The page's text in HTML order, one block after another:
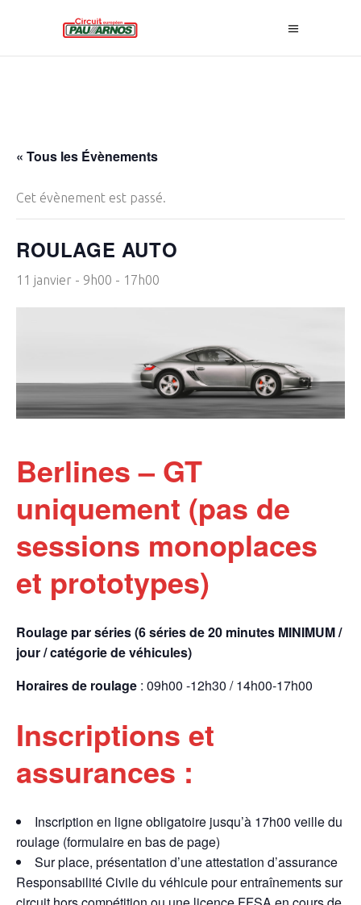
« Tous les Évènements
Cet évènement est passé.
ROULAGE AUTO
11 janvier - 9h00 - 17h00
Berlines – GT
uniquement (pas de
sessions monoplaces
et prototypes)
Roulage par séries (6 séries de 20 minutes MINIMUM /
jour / catégorie de véhicules)
Horaires de roulage : 09h00 -12h30 / 14h00-17h00
Inscriptions et
assurances :
Inscription en ligne obligatoire jusqu’à 17h00 veille du
roulage (formulaire en bas de page)
Sur place, présentation d’une attestation d’assurance
Responsabilité Civile du véhicule pour entraînements sur